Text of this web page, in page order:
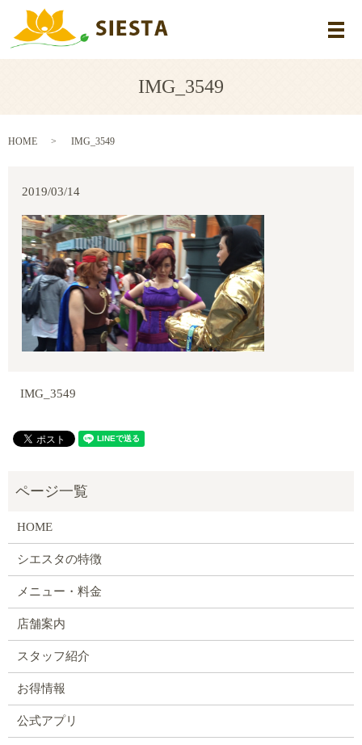
メ
IMG_3549
HOME IMG_3549
2019/03/14
IMG_3549
HOME
シエスタの特徴
メニュー・料金
店舗案内
スタッフ紹介
お得情報
公式アプリ